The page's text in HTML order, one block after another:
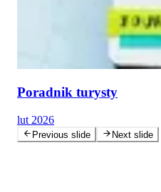
Poradnik turysty
lut 2026
Previous slide Next slide